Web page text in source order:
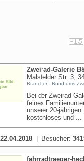
Zweirad-Galerie
Malsfelder Str. 3,
Branchen: Rund ums
Bei der Zweirad
feines
unserer 20-
kostenloses und ...
22.04.2018 | Besucher:
fahrradtraeger-